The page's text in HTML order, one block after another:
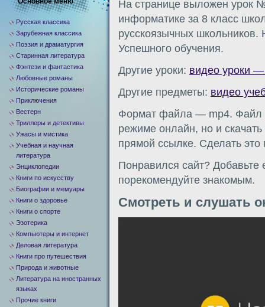
На странице выложен урок
информатике за 8 класс
русскоязычных
Успешного обучения.
Другие уроки: видео уроки
Другие предметы: видео
Формат файла — mp4. Файл
режиме онлайн, но и
прямой ссылке. Сделать
Понравился сайт? Добавьте
порекомендуйте знакомым.
Смотреть и слушать
Русская классика
Зарубежная классика
Поэзия и драматургия
Старинная литература
Фэнтези и фантастика
Любовные романы
Исторические романы
Приключения
Вестерн
Триллеры и детективы
Ужасы и мистика
Учебная и научная
литература
Энциклопедии
Книги по искусству
Биографии и мемуары
Книги о здоровье
Книги о спорте
Эзотерика
Компьютеры и интернет
Деловая литература
Книги про путешествия
Природа и животные
Литература на иностранных
языках
Прочие книги